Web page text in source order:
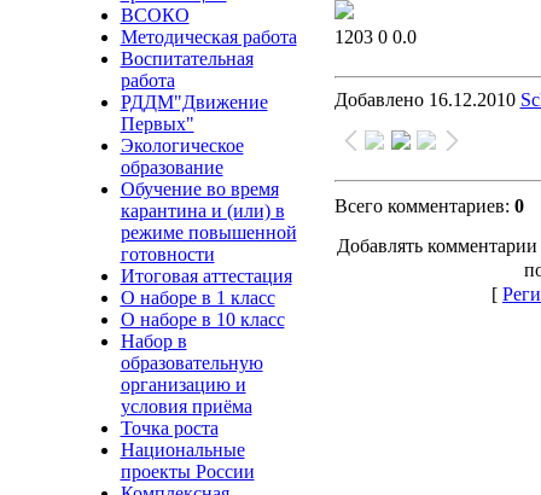
ВСОКО
Методическая работа
Воспитательная
работа
РДДМ"Движение
Первых"
Экологическое
образование
Обучение во время
карантина и (или) в
режиме повышенной
готовности
Итоговая аттестация
О наборе в 1 класс
О наборе в 10 класс
Набор в
образовательную
организацию и
условия приёма
Точка роста
Национальные
проекты России
1203 0 0.0
Добавлено16.12.2010
Всего комментариев: 0
Добавлять
[